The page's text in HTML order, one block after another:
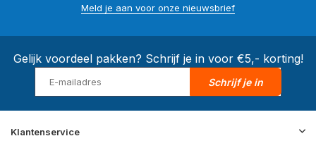
Meld je aan voor onze nieuwsbrief
Gelijk voordeel pakken? Schrijf je in voor €5,- korting!
Schrijf je in
Klantenservice